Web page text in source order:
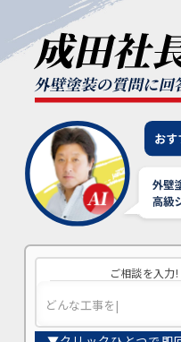
ご相談を入力!